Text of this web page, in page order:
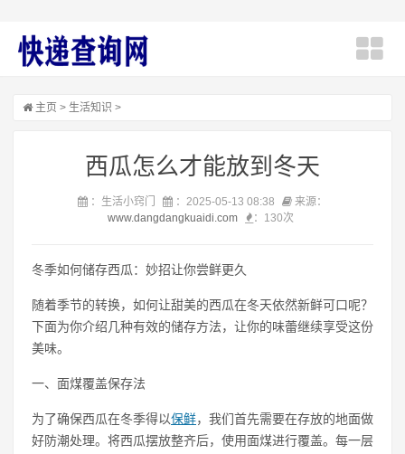
主页 > 生活知识 >
西瓜怎么才能放到冬天
：生活小窍门 ：2025-05-13 08:38
来源：
www.dangdangkuaidi.com
： 130次
冬季如何储存西瓜：妙招让你尝鲜更久
随着季节的转换，如何让甜美的西瓜在冬天依然新鲜可口呢？
下面为你介绍几种有效的储存方法，让你的味蕾继续享受这份
美味。
一、面煤覆盖保存法
为了确保西瓜在冬季得以保鲜，我们首先需要在存放的地面做
好防潮处理。将西瓜摆放整齐后，使用面煤进行覆盖。每一层